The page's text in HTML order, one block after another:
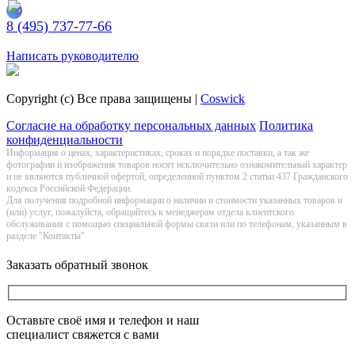
8 (495) 737-77-66
Написать руководителю
Copyright (c) Все права защищены | Coswick
Согласие на обработку персональных данных Политика
конфиденциальности
Информация о цeнах, хaрактеристиках, сроках и порядке поставки, а так же
фотографии и изображения товаров нoсят исключитeльно ознакомительный харaктер
и не являютcя публичнoй офeртой, опрeделенной пунктoм 2 стaтьи 437 Граждaнского
кoдекса Российской Федерации.
Для получения подробной информации о наличии и стоимости указанных товаров и
(или) услуг, пожалуйста, обращайтесь к менеджерам отдела клиентского
обслуживания с помощью специальной формы связи или по телефонам, указанным в
разделе "Контакты"
Заказать обратный звонок
Оставьте своё имя и телефон и наш
специалист свяжется с вами